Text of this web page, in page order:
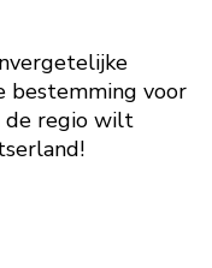
bestemming voor
de regio wilt